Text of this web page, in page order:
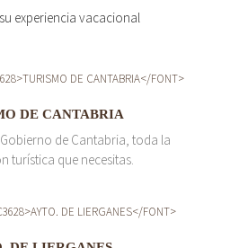
experiencia vacacional
DE CANTABRIA
de Cantabria, toda la
turística que necesitas.